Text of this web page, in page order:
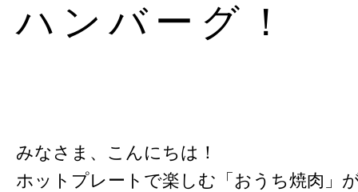
ハンバーグ！
みなさま、こんにちは！
ホットプレートで楽しむ「おうち焼肉」